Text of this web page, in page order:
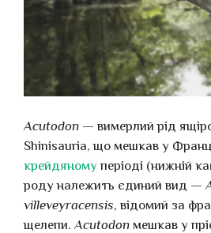
Acutodon — вимерлий рід
Shinisauria, що мешкав у
крейдяному періоді (нижній
роду належить єдиний вид —
villeveyracensis, відомий за
щелепи.Acutodon мешкав у